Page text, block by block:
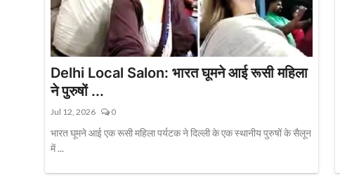
Delhi Local Salon: भारत घूमने आई रूसी महिला
ने पुरुषों ...
Jul 12, 2026 0
भारत घूमने आई एक रूसी महिला पर्यटक ने दिल्ली के एक स्थानीय पुरुषों के सैलून
में ...